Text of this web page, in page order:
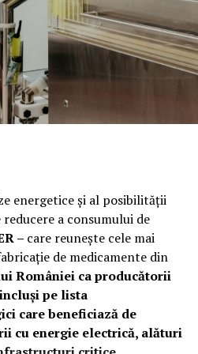
energetice și al posibilității
a consumului de
– care reuneşte cele mai
de medicamente din
României ca producătorii
pe lista
care beneficiază de
cu energie electrică, alături